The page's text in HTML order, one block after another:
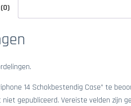
14 Schokbestendig Case” te
gepubliceerd. Vereiste velden zijn